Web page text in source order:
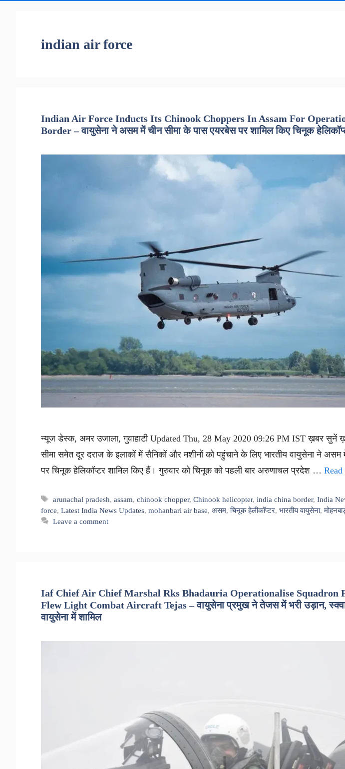
indian air force
Indian Air Force Inducts Its Chinook Choppers In Assam For
Border – वायुसेना ने असम में चीन सीमा के पास एयरबेस पर शामिल किए चिनूक
न्यूज डेस्क, अमर उजाला, गुवाहाटी Updated Thu, 28 May 2020 09:26 PM IST ख़बर सुनें
सीमा समेत दूर दराज के इलाकों में सैनिकों और मशीनों को पहुंचाने के लिए भारतीय वायुसेना ने असम
पर चिनूक हेलिकॉप्टर शामिल किए हैं। गुरुवार को चिनूक को पहली बार अरुणाचल प्रदेश …
Tags
arunachal pradesh,assam,chinook chopper,Chinook helicopter,india china border,India
force, Latest India News Updates, mohanbari air base, असम,चिनूक हेलीकॉप्टर, भारतीय वायुसेना,
Leave a comment
Iaf Chief Air Chief Marshal Rks Bhadauria Operationalise Squadron
Flew Light Combat Aircraft Tejas – वायुसेना प्रमुख ने तेजस में भरी उड़ान,
वायुसेना में शामिल